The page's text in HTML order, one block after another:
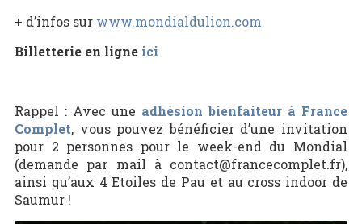
+ d’infos sur www.mondialdulion.com
Billetterie en ligneici
Rappel : Avec une adhésion bienfaiteur à France
Complet, vous pouvez bénéficier d’une invitation
pour 2 personnes pour le week-end du Mondial
(demande par mail à contact@francecomplet.fr),
ainsi qu’aux 4 Etoiles de Pau et au cross indoor de
Saumur !